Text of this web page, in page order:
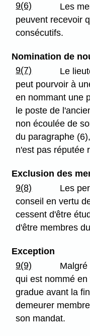
9(6)
Les
peuvent recevoir
consécutifs.
Nomination de
9(7)
Le
peut pourvoir à
en nommant une
le poste de
non écoulée de
du paragraphe
n'est pas réputée
Exclusion des
9(8)
Les
conseil en vertu
cessent d'être
d'être membres
Exception
9(9)
qui est nommé
gradue avant la
demeurer
son mandat.